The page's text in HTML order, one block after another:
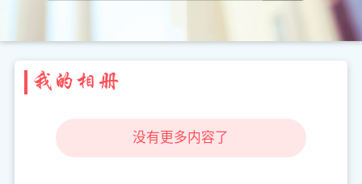
我的相册
没有更多内容了